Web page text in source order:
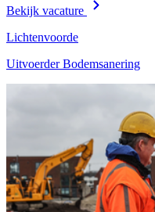
Bekijk vacature
Lichtenvoorde
Uitvoerder Bodemsanering